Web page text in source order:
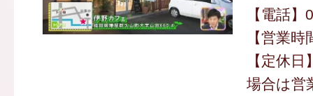
【電話
【営業
【定休
場合は営